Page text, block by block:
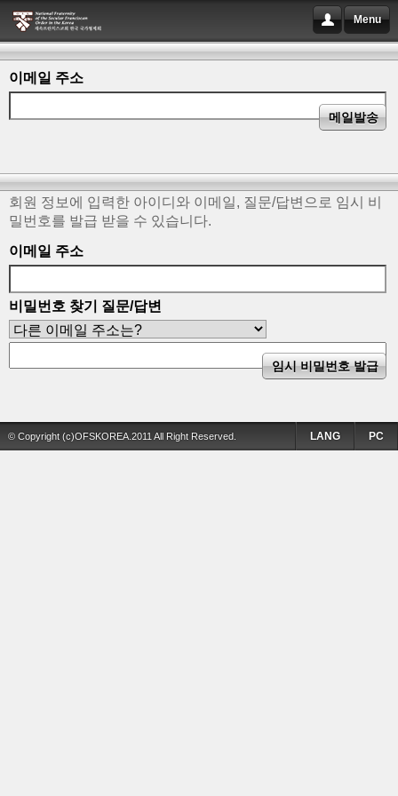
Menu
이메일 주소
회원 정보에 입력한 아이디와 이메일, 질문/답변으로 임시 비
밀번호를 발급 받을 수 있습니다.
이메일 주소
비밀번호 찾기 질문/답변
© Copyright (c)OFSKOREA.2011 All Right Reserved. PC
LANG